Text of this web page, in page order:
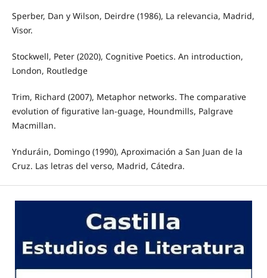
Sperber, Dan y Wilson, Deirdre (1986), La relevancia, Madrid,
Visor.
Stockwell, Peter (2020), Cognitive Poetics. An introduction,
London, Routledge
Trim, Richard (2007), Metaphor networks. The comparative
evolution of figurative lan-guage, Houndmills, Palgrave
Macmillan.
Ynduráin, Domingo (1990), Aproximación a San Juan de la
Cruz. Las letras del verso, Madrid, Cátedra.